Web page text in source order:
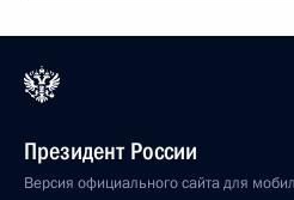
Президент России
Версия официального сайта для